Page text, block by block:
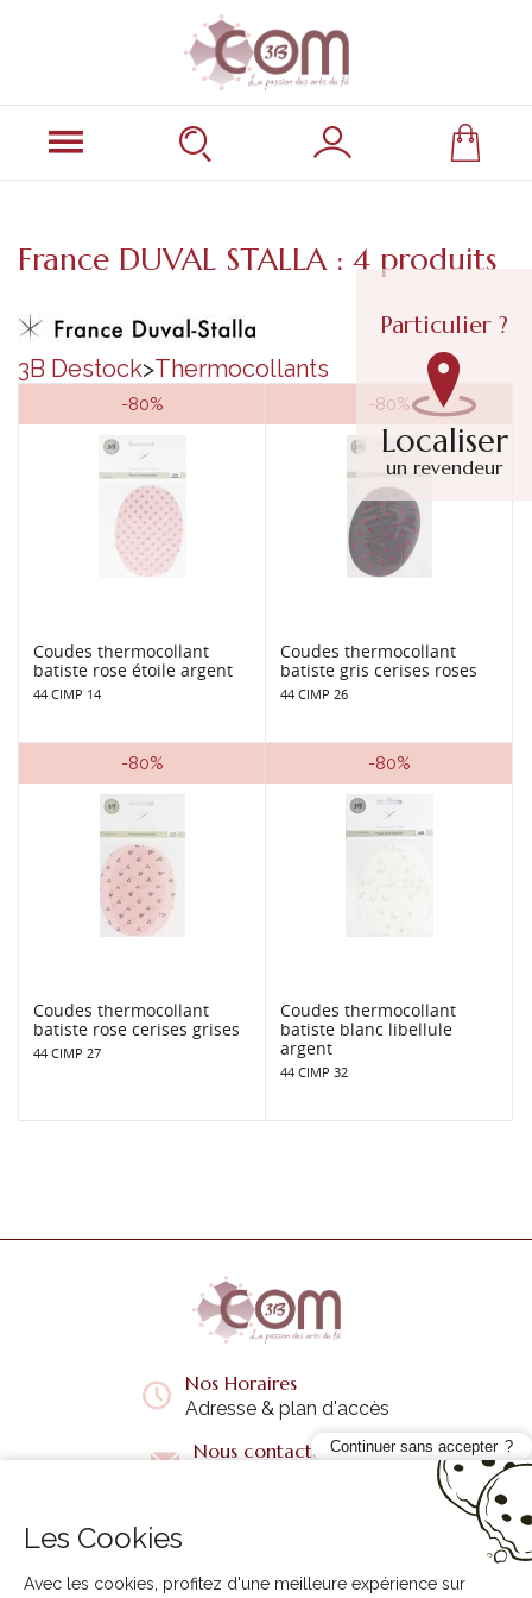
Particulier ?
Localiser
un revendeur
France DUVAL STALLA : 4 produits
3B Destock>Thermocollants
-80%
Coudes thermocollant
batiste rose étoile argent
44 CIMP 14
-80%
Coudes thermocollant
batiste gris cerises roses
44 CIMP 26
-80%
Coudes thermocollant
batiste rose cerises grises
44 CIMP 27
-80%
Coudes thermocollant
batiste blanc libellule
argent
44 CIMP 32
Nos Horaires
Adresse & plan d'accès
Nous contacter
Liens utiles +
Continuer sans accepter
Les Cookies
Avec les cookies, profitez d'une meilleure expérience sur